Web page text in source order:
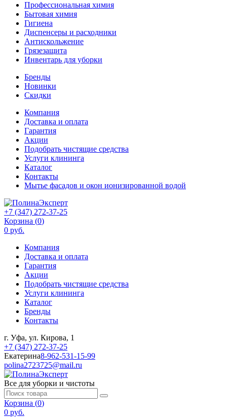
Профессиональная химия
Бытовая химия
Гигиена
Диспенсеры и расходники
Антискольжение
Грязезащита
Инвентарь для уборки
Бренды
Новинки
Скидки
Компания
Доставка и оплата
Гарантия
Акции
Подобрать чистящие средства
Услуги клининга
Каталог
Контакты
Мытье фасадов и окон ионизированной водой
+7 (347) 272-37-25
Корзина (0)
0 руб.
Компания
Доставка и оплата
Гарантия
Акции
Подобрать чистящие средства
Услуги клининга
Каталог
Бренды
Контакты
г. Уфа, ул. Кирова, 1
+7 (347) 272-37-25
Екатерина8-962-531-15-99
polina2723725@mail.ru
Все для уборки и чистоты
Корзина (0)
0 руб.